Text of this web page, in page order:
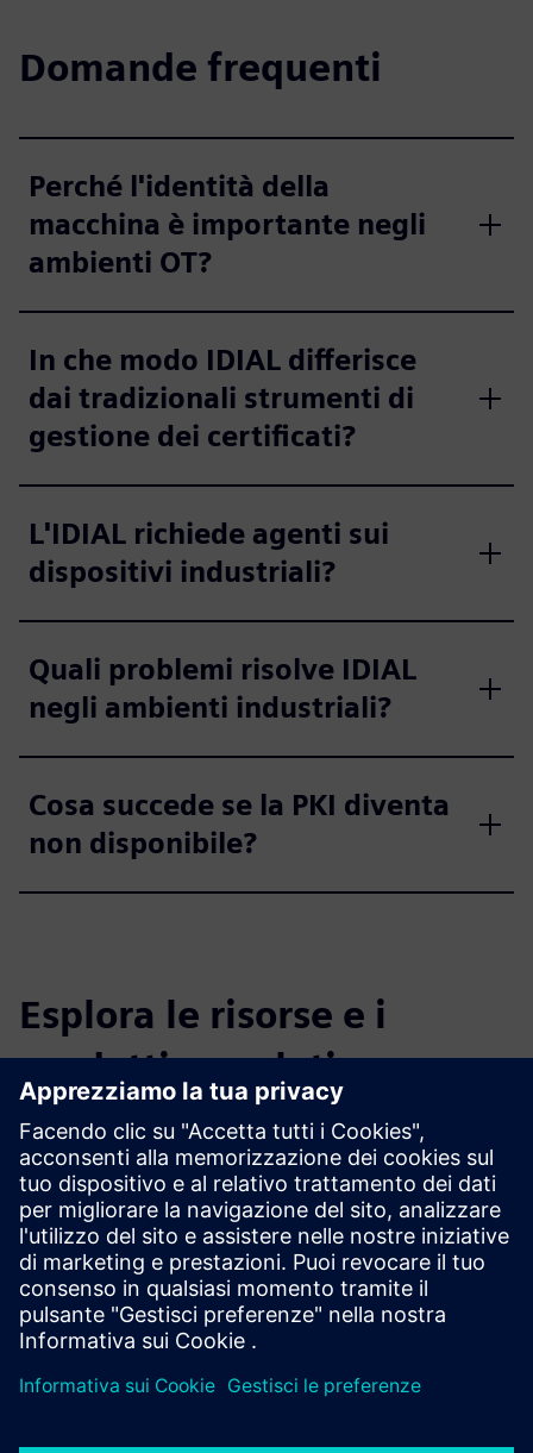
Domande frequenti
Perché l'identità della
macchina è importante negli
ambienti OT?
In che modo IDIAL differisce
dai tradizionali strumenti di
gestione dei certificati?
L'IDIAL richiede agenti sui
dispositivi industriali?
Quali problemi risolve IDIAL
negli ambienti industriali?
Cosa succede se la PKI diventa
non disponibile?
Esplora le risorse e i
prodotti correlati
Informazioni e risorse aggiuntive
Pagina web IDIAL
Descrizione del prodotto IDIAL (inglese)
Descrizione del prodotto IDIAL (Deutsch)
La PKI come fattore abilitante per un'industria 4.0 sicura